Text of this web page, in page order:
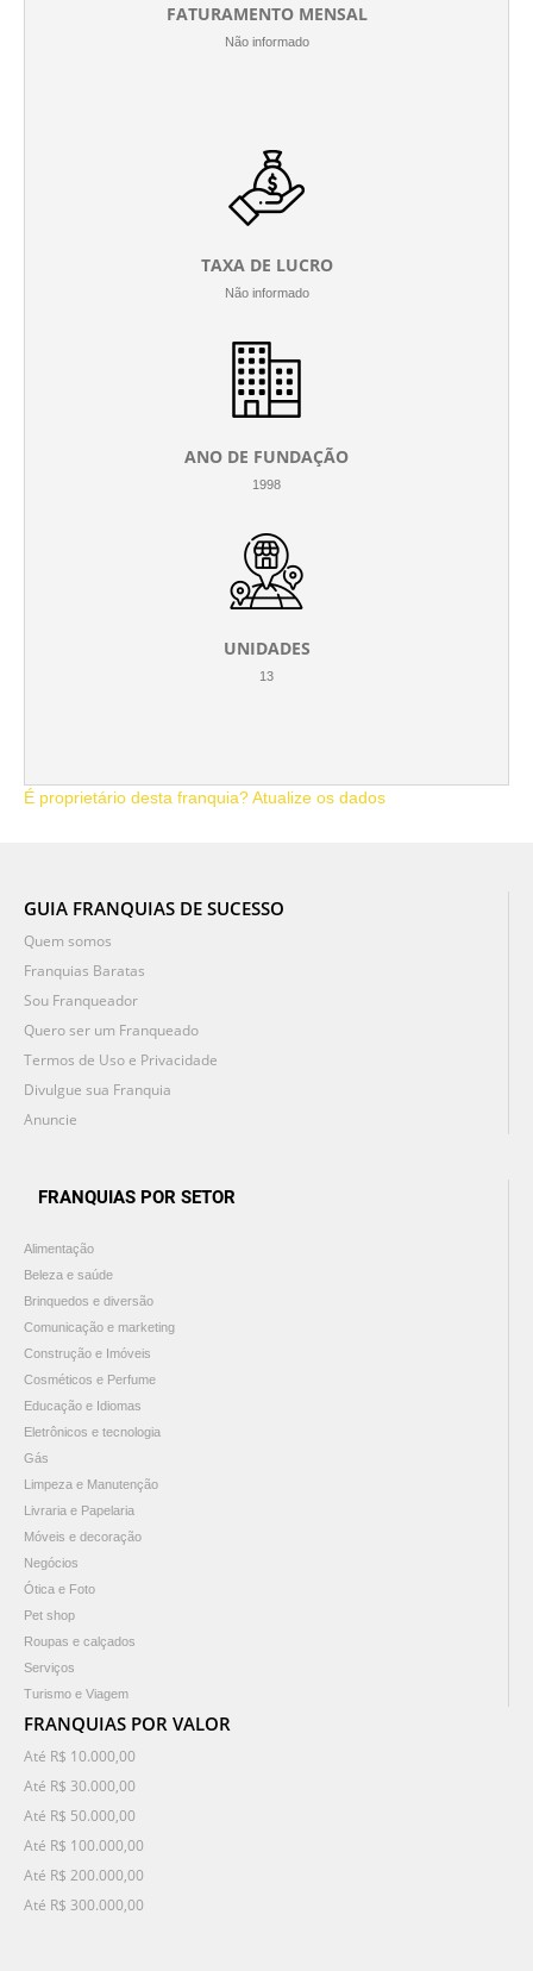
FATURAMENTO MENSAL
Não informado
TAXA DE LUCRO
Não informado
ANO DE FUNDAÇÃO
1998
UNIDADES
13
É proprietário desta franquia? Atualize os dados
GUIA FRANQUIAS DE SUCESSO
Quem somos
Franquias Baratas
Sou Franqueador
Quero ser um Franqueado
Termos de Uso e Privacidade
Divulgue sua Franquia
Anuncie
FRANQUIAS POR SETOR
Alimentação
Beleza e saúde
Brinquedos e diversão
Comunicação e marketing
Construção e Imóveis
Cosméticos e Perfume
Educação e Idiomas
Eletrônicos e tecnologia
Gás
Limpeza e Manutenção
Livraria e Papelaria
Móveis e decoração
Negócios
Ótica e Foto
Pet shop
Roupas e calçados
Serviços
Turismo e Viagem
FRANQUIAS POR VALOR
Até R$ 10.000,00
Até R$ 30.000,00
Até R$ 50.000,00
Até R$ 100.000,00
Até R$ 200.000,00
Até R$ 300.000,00